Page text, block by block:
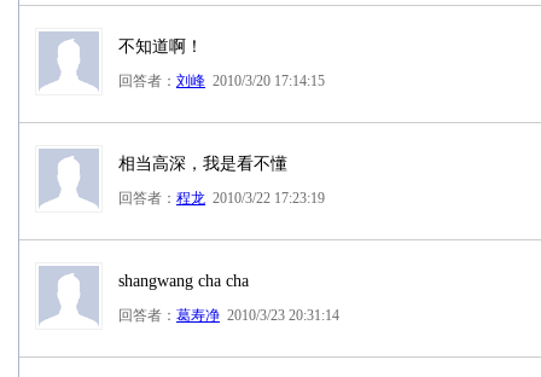
不知道啊！
回答者： 刘峰 2010/3/20 17:14:15
相当高深，我是看不懂
回答者： 程龙 2010/3/22 17:23:19
shangwang cha cha
回答者： 葛寿净 2010/3/23 20:31:14